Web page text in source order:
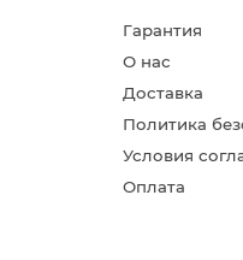
Гарантия
О нас
Доставка
Политика
Условия
Оплата